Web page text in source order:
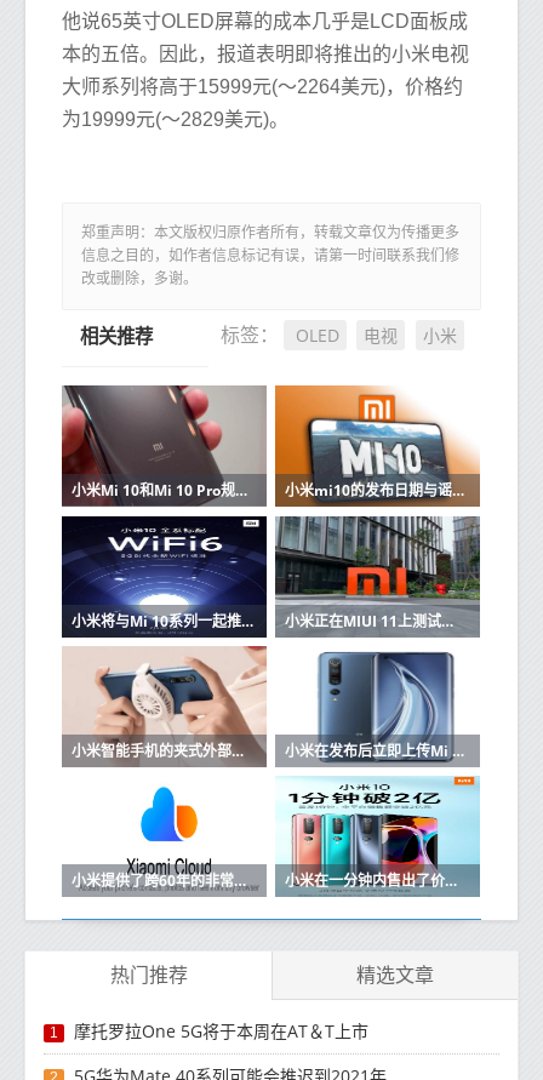
他说65英寸OLED屏幕的成本几乎是LCD面板成
本的五倍。因此，报道表明即将推出的小米电视
大师系列将高于15999元(〜2264美元)，价格约
为19999元(〜2829美元)。
郑重声明：本文版权归原作者所有，转载文章仅为传播更多
信息之目的，如作者信息标记有误，请第一时间联系我们修
改或删除，多谢。
标签： OLED 电视 小米
相关推荐
小米Mi 10和Mi 10 Pro规格和价格在线出现 小米mi10的发布日期与谣言和规格
小米将与Mi 10系列一起推出旗舰Wi-Fi 6路由器 小米正在MIUI 11上测试一项新的安全功能
小米智能手机的夹式外部散热风扇开始销售 小米在发布后立即上传Mi 10的内核源
小米提供了跨60年的非常长的Mi Cloud订阅计划 小米在一分钟内售出了价值2亿元的小米10
热门推荐 精选文章
1 摩托罗拉One 5G将于本周在AT＆T上市
5G华为Mate 40系列可能会推迟到2021年